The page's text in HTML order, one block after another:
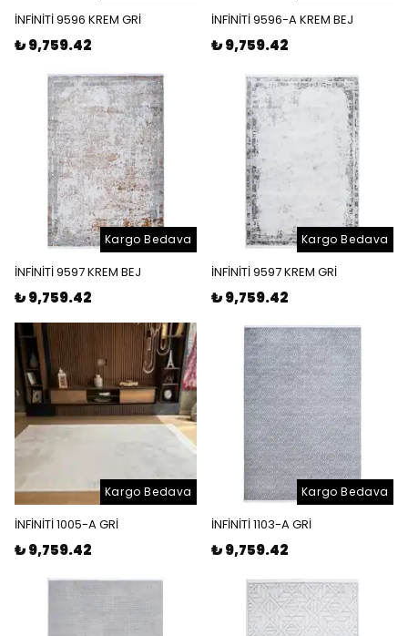
İNFİNİTİ 9596 KREM GRİ
₺ 9,759.42
İNFİNİTİ 9596-A KREM BEJ
₺ 9,759.42
Kargo Bedava
İNFİNİTİ 9597 KREM BEJ
₺ 9,759.42
Kargo Bedava
İNFİNİTİ 9597 KREM GRİ
₺ 9,759.42
Kargo Bedava
İNFİNİTİ 1005-A GRİ
₺ 9,759.42
Kargo Bedava
İNFİNİTİ 1103-A GRİ
₺ 9,759.42